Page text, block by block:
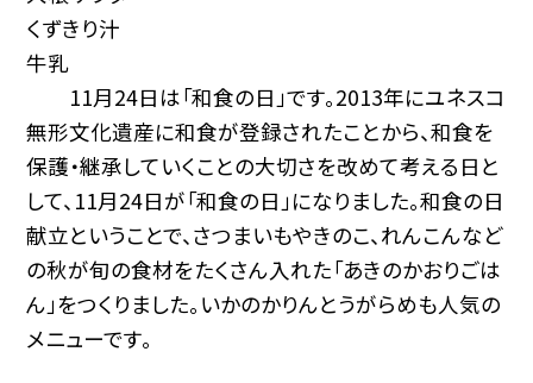
くずきり汁
牛乳
11月24日は「和食の日」です。2013年にユネスコ
無形文化遺産に和食が登録されたことから、和食を
保護・継承していくことの大切さを改めて考える日と
して、11月24日が「和食の日」になりました。和食の日
献立ということで、さつまいもやきのこ、れんこんなど
の秋が旬の食材をたくさん入れた「あきのかおりごは
ん」をつくりました。いかのかりんとうがらめも人気の
メニューです。